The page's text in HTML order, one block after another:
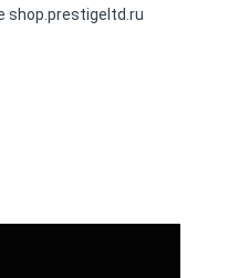
shop.prestigeltd.ru